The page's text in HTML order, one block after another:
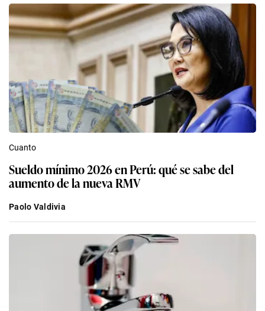
Cuanto
Sueldo mínimo 2026 en Perú: qué se sabe del
aumento de la nueva RMV
Paolo Valdivia